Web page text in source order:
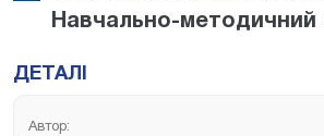
Навчально-методичний
ДЕТАЛІ
Автор: